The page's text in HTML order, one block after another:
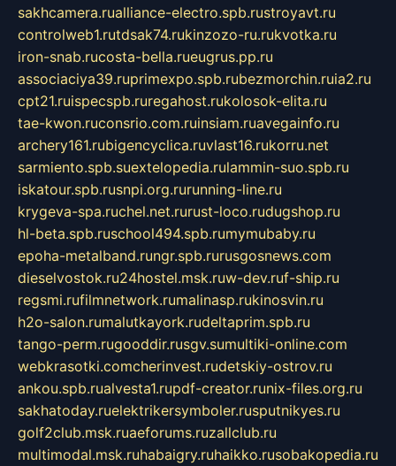
sakhcamera.rualliance-electro.spb.rustroyavt.ru
controlweb1.rutdsak74.rukinzozo-ru.rukvotka.ru
iron-snab.rucosta-bella.rueugrus.pp.ru
associaciya39.ruprimexpo.spb.rubezmorchin.ruia2.ru
cpt21.ruispecspb.ruregahost.rukolosok-elita.ru
tae-kwon.ruconsrio.com.ruinsiam.ruavegainfo.ru
archery161.rubigencyclica.ruvlast16.rukorru.net
sarmiento.spb.suextelopedia.rulammin-suo.spb.ru
iskatour.spb.rusnpi.org.rurunning-line.ru
krygeva-spa.ruchel.net.rurust-loco.rudugshop.ru
hl-beta.spb.ruschool494.spb.rumymubaby.ru
epoha-metalband.rungr.spb.rurusgosnews.com
dieselvostok.ru24hostel.msk.ruw-dev.ruf-ship.ru
regsmi.rufilmnetwork.rumalinasp.rukinosvin.ru
h2o-salon.rumalutkayork.rudeltaprim.spb.ru
tango-perm.rugooddir.rusgv.sumultiki-online.com
webkrasotki.comcherinvest.rudetskiy-ostrov.ru
ankou.spb.rualvesta1.rupdf-creator.runix-files.org.ru
sakhatoday.ruelektrikersymboler.rusputnikyes.ru
golf2club.msk.ruaeforums.ruzallclub.ru
multimodal.msk.ruhabaigry.ruhaikko.rusobakopedia.ru